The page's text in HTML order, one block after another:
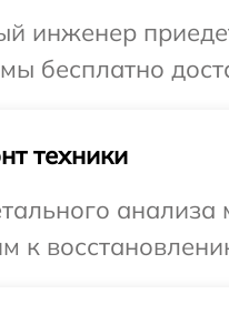
инженер
бесплатно
техники
к